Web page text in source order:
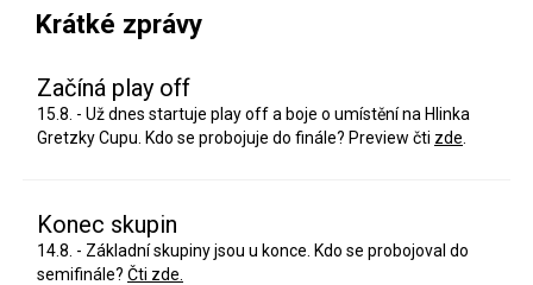
Krátké zprávy
Začíná play off
15.8. - Už dnes startuje play off a boje o umístění na Hlinka
Gretzky Cupu. Kdo se probojuje do finále? Preview čti zde
Konec skupin
14.8. - Základní skupiny jsou u konce. Kdo se probojoval do
semifinále? Čti zde.